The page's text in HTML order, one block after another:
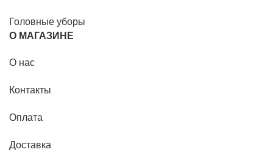
Головные уборы
О МАГАЗИНЕ
О нас
Контакты
Оплата
Доставка